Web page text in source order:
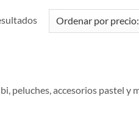
Ordenado
por
a
peluches, accesorios pastel y